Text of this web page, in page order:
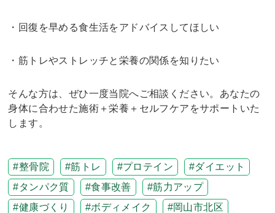
・回復を早める食生活をアドバイスしてほしい
・筋トレやストレッチと栄養の関係を知りたい
そんな方は、ぜひ一度当院へご相談ください。あなたの
身体に合わせた施術＋栄養＋セルフケアをサポートいた
します。
整骨院 筋トレ プロテイン
ダイエット
タンパク質
食事改善
筋力アップ
健康づくり
ボディメイク 岡山市北区